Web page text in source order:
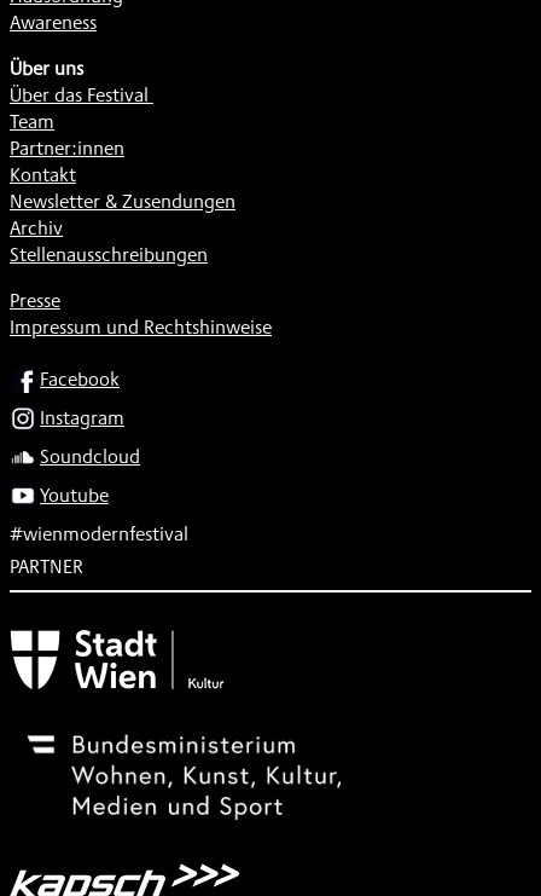
Awareness
Über uns
Über das Festival
Team
Partner:innen
Kontakt
Newsletter & Zusendungen
Archiv
Stellenausschreibungen
Presse
Impressum und Rechtshinweise
SOCIALFacebook
Instagram
Soundcloud
Youtube
#wienmodernfestival
PARTNER
Subventionsgeber